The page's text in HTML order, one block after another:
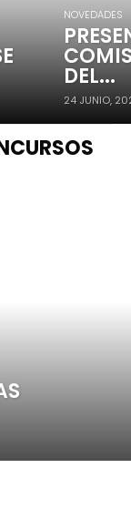
NOVEDADES
DEL...
24 JUNIO,